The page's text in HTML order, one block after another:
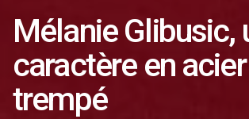
Mélanie Glibusic,
caractère en acier
trempé